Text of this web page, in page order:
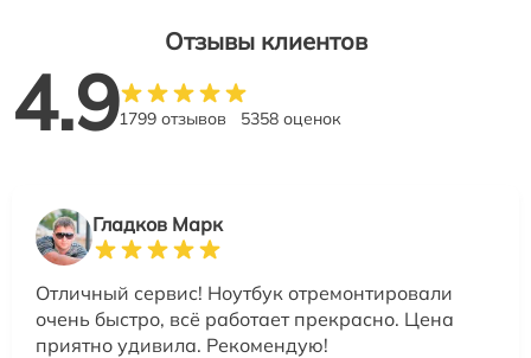
Отзывы клиентов
4.91799 отзывов 5358 оценок
Гладков Марк
Отличный сервис! Ноутбук отремонтировали
очень быстро, всё работает прекрасно. Цена
приятно удивила. Рекомендую!